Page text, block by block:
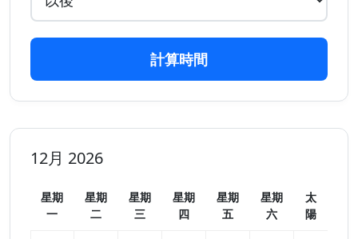
計算時間
12月 2026
星期
一
星期
二
星期
三
星期
四
星期
五
星期
六
太
陽